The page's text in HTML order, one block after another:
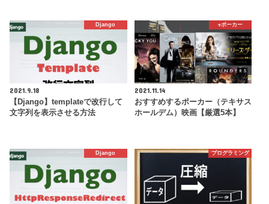
Django
2021.9.18
【Django】templateで改行して
文字列を表示させる方法
♠️ポーカー
2021.11.14
おすすめするポーカー（テキサス
ホールデム）映画【厳選5本】
Django プログラミング